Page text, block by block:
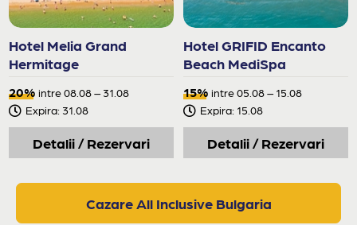
Hotel Melia Grand
Hermitage
20% intre 08.08 – 31.08
Expira: 31.08
Detalii / Rezervari
Hotel GRIFID Encanto
Beach MediSpa
15% intre 05.08 – 15.08
Expira: 15.08
Detalii / Rezervari
Cazare All Inclusive Bulgaria